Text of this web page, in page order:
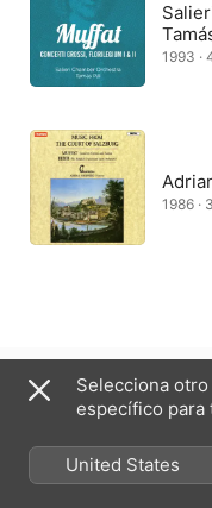
1993 ·
1986 ·
España English (UK)
Copyright © 2026 Apple Inc.
Términos del servicio de
Aviso sobre cookies
Soporte
Selecciona
específico para
United States